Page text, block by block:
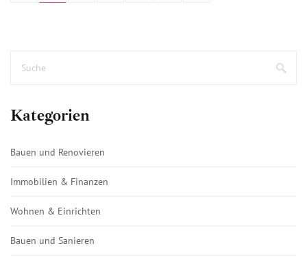
Kategorien
Bauen und Renovieren
Immobilien & Finanzen
Wohnen & Einrichten
Bauen und Sanieren